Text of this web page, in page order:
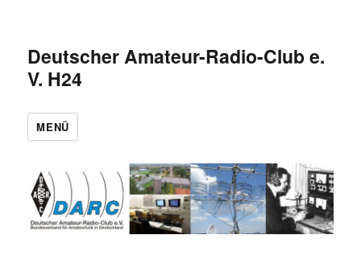
Deutscher Amateur-Radio-Club e.
V. H24
MENÜ